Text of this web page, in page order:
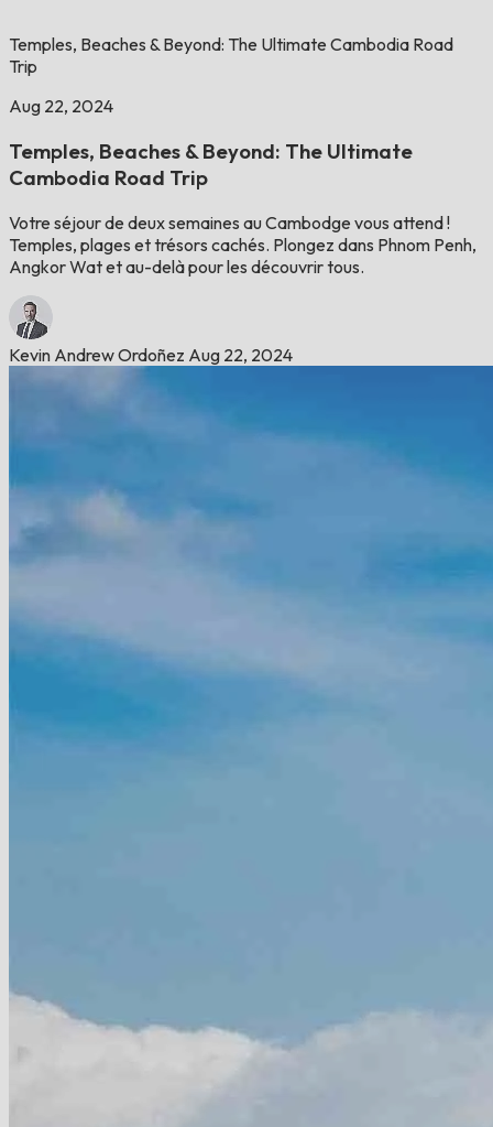
Temples, Beaches & Beyond: The Ultimate Cambodia Road
Trip
Aug 22, 2024
Temples, Beaches & Beyond: The Ultimate
Cambodia Road Trip
Votre séjour de deux semaines au Cambodge vous attend !
Temples, plages et trésors cachés. Plongez dans Phnom Penh,
Angkor Wat et au-delà pour les découvrir tous.
Kevin Andrew Ordoñez Aug 22, 2024